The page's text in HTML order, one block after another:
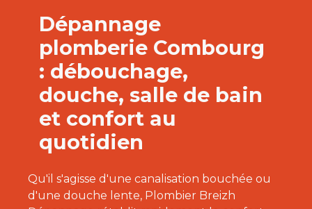
Dépannage
plomberie Combourg
: débouchage,
douche, salle de bain
et confort au
quotidien
Qu'il s'agisse d'une canalisation bouchée ou
d'une douche lente, Plombier Breizh